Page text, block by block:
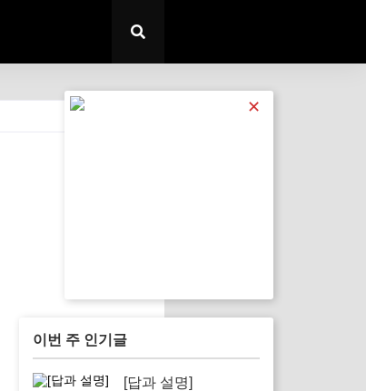
✕
이번 주 인기글
[답과 설명]